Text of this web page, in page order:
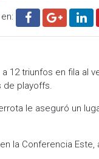
12 triunfos en fila al
de playoffs.
le aseguró un
la Conferencia Este,